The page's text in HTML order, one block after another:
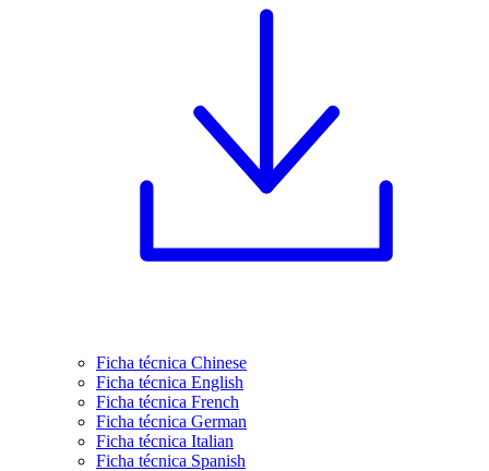
Ficha técnica Chinese
Ficha técnica English
Ficha técnica French
Ficha técnica German
Ficha técnica Italian
Ficha técnica Spanish